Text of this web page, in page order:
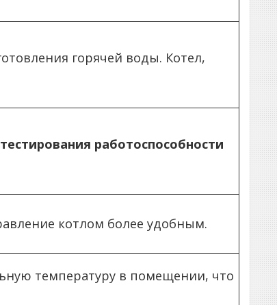
горячей воды. Котел,
работоспособности
котлом более удобным.
температуру в помещении, что